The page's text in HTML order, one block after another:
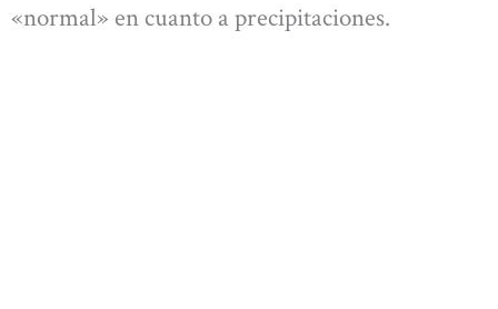
«normal» en cuanto a precipitaciones.